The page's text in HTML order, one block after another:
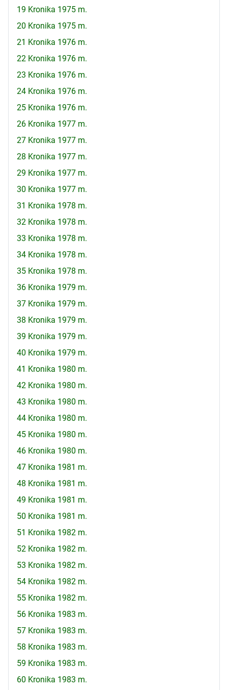
19 Kronika 1975 m.
20 Kronika 1975 m.
21 Kronika 1976 m.
22 Kronika 1976 m.
23 Kronika 1976 m.
24 Kronika 1976 m.
25 Kronika 1976 m.
26 Kronika 1977 m.
27 Kronika 1977 m.
28 Kronika 1977 m.
29 Kronika 1977 m.
30 Kronika 1977 m.
31 Kronika 1978 m.
32 Kronika 1978 m.
33 Kronika 1978 m.
34 Kronika 1978 m.
35 Kronika 1978 m.
36 Kronika 1979 m.
37 Kronika 1979 m.
38 Kronika 1979 m.
39 Kronika 1979 m.
40 Kronika 1979 m.
41 Kronika 1980 m.
42 Kronika 1980 m.
43 Kronika 1980 m.
44 Kronika 1980 m.
45 Kronika 1980 m.
46 Kronika 1980 m.
47 Kronika 1981 m.
48 Kronika 1981 m.
49 Kronika 1981 m.
50 Kronika 1981 m.
51 Kronika 1982 m.
52 Kronika 1982 m.
53 Kronika 1982 m.
54 Kronika 1982 m.
55 Kronika 1982 m.
56 Kronika 1983 m.
57 Kronika 1983 m.
58 Kronika 1983 m.
59 Kronika 1983 m.
60 Kronika 1983 m.